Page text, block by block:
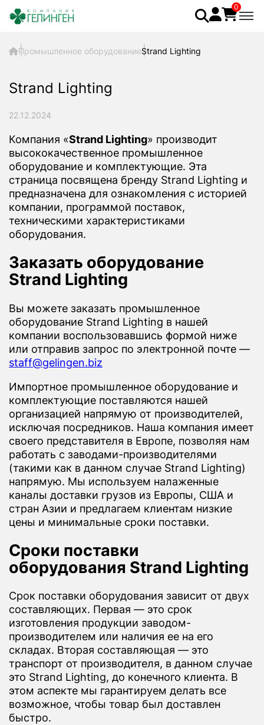
0
Промышленное оборудованиеStrand Lighting
Strand Lighting
22.12.2024
Компания «Strand Lighting» производит
высококачественное промышленное
оборудование и комплектующие. Эта
страница посвящена бренду Strand Lighting и
предназначена для ознакомления с историей
компании, программой поставок,
техническими характеристиками
оборудования.
Заказать оборудование
Strand Lighting
Вы можете заказать промышленное
оборудование Strand Lighting в нашей
компании воспользовавшись формой ниже
или отправив запрос по электронной почте —
staff@gelingen.biz
Импортное промышленное оборудование и
комплектующие поставляются нашей
организацией напрямую от производителей,
исключая посредников. Наша компания имеет
своего представителя в Европе, позволяя нам
работать с заводами-производителями
(такими как в данном случае Strand Lighting)
напрямую. Мы используем налаженные
каналы доставки грузов из Европы, США и
стран Азии и предлагаем клиентам низкие
цены и минимальные сроки поставки.
Сроки поставки
оборудования Strand Lighting
Срок поставки оборудования зависит от двух
составляющих. Первая — это срок
изготовления продукции заводом-
производителем или наличия ее на его
складах. Вторая составляющая — это
транспорт от производителя, в данном случае
это Strand Lighting, до конечного клиента. В
этом аспекте мы гарантируем делать все
возможное, чтобы товар был доставлен
быстро.